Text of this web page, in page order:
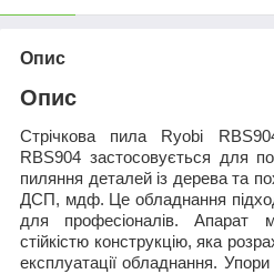
Опис
Опис
Стрічкова пила Ryobi
RBS904 застосовується для
пиляння деталей із дерева та
ДСП, мдф. Це обладнання
для професіоналів. Апарат
стійкістю конструкцію, яка
експлуатації обладнання.